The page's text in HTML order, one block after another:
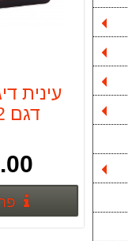
עינית
דגם 8032 yael
₪